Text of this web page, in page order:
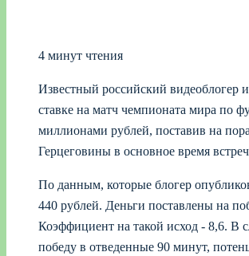
4 минут чтения
Известный российский видеоблогер
ставке на матч чемпионата мира по
миллионами рублей, поставив на
Герцеговины в основное время
По данным, которые блогер
440 рублей. Деньги поставлены на
Коэффициент на такой исход - 8,6. В
победу в отведенные 90 минут,